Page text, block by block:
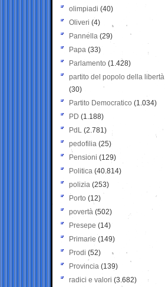
olimpiadi (40)
Oliveri (4)
Pannella (29)
Papa (33)
Parlamento (1.428)
partito del popolo della libertà
(30)
Partito Democratico (1.034)
PD (1.188)
PdL (2.781)
pedofilia (25)
Pensioni (129)
Politica (40.814)
polizia (253)
Porto (12)
povertà (502)
Presepe (14)
Primarie (149)
Prodi (52)
Provincia (139)
radici e valori (3.682)